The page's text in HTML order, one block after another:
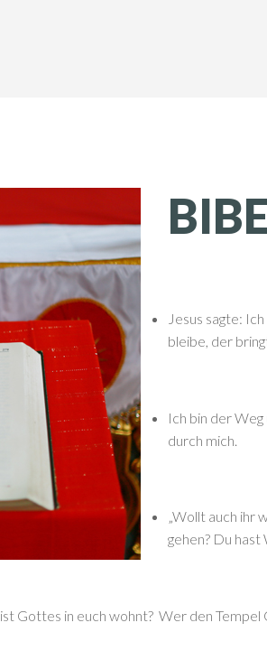
Jesus sagte:
bleibe, der
Ich bin der
durch mich.
„Wollt auch ihr
gehen? Du
Gottes in euch wohnt? Wer den